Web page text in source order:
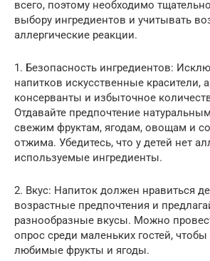
всего, поэтому необходимо
выбору ингредиентов и учитывать
аллергические реакции.
1. Безопасность ингредиентов:
напитков искусственные красители,
консерванты и избыточное
Отдавайте предпочтение
свежим фруктам, ягодам, овощам и
отжима. Убедитесь, что у детей нет
используемые ингредиенты.
2. Вкус: Напиток должен нравиться
возрастные предпочтения и
разнообразные вкусы. Можно
опрос среди маленьких гостей, чтобы
любимые фрукты и ягоды.